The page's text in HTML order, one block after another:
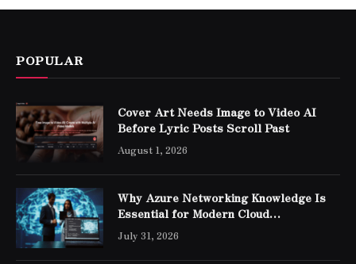
POPULAR
Cover Art Needs Image to Video AI
Before Lyric Posts Scroll Past
August 1, 2026
Why Azure Networking Knowledge Is
Essential for Modern Cloud
Professionals
July 31, 2026